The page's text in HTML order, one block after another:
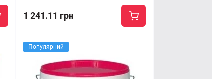
1 241.11 грн
Популярний